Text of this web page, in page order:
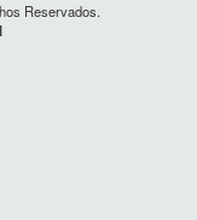
Reservados.